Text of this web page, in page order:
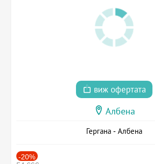
виж офертата
Албена
Гергана - Албена
-20%